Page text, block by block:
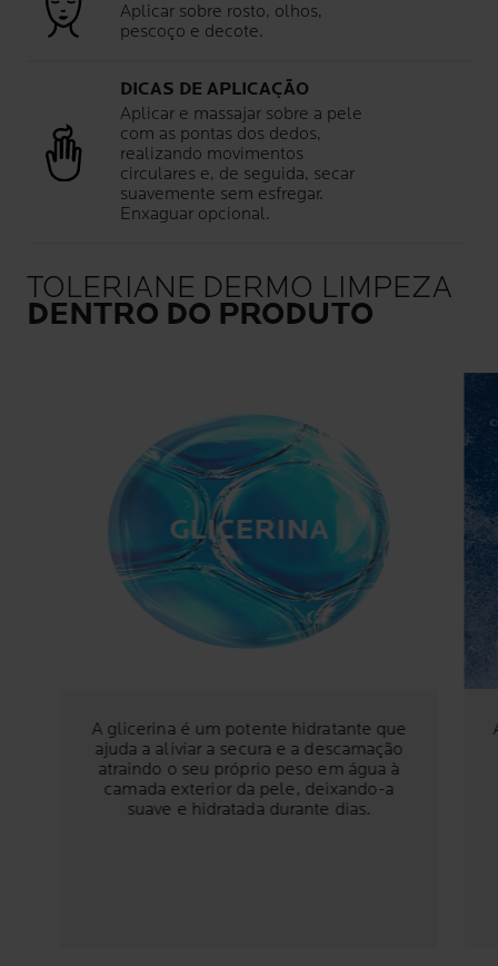
Aplicar sobre rosto, olhos,
pescoço e decote.
DICAS DE APLICAÇÃO
Aplicar e massajar sobre a pele
com as pontas dos dedos,
realizando movimentos
circulares e, de seguida, secar
suavemente sem esfregar.
Enxaguar opcional.
TOLERIANE DERMO LIMPEZA
DENTRO DO PRODUTO
GLICERINA
A glicerina é um potente hidratante que
ajuda a aliviar a secura e a descamação
atraindo o seu próprio peso em água à
camada exterior da pele, deixando-a
suave e hidratada durante dias.